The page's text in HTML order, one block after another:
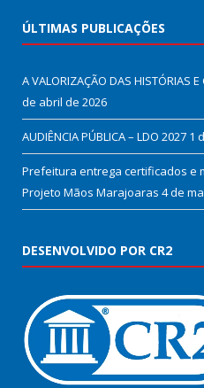
ÚLTIMAS PUBLICAÇÕES
A VALORIZAÇÃO DAS HISTÓRIAS E
de abril de 2026
AUDIÊNCIA PÚBLICA – LDO 2027 1
Prefeitura entrega certificados e
Projeto Mãos Marajoaras 4 de
DESENVOLVIDO POR CR2